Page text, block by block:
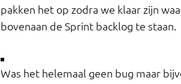
pakken het op zodra we klaar zijn
bovenaan de Sprint backlog te staan.
Was het helemaal geen bug maar